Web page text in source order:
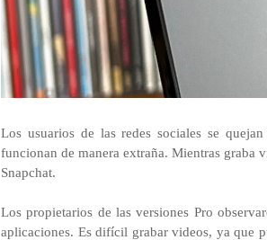
Los usuarios de las redes sociales se
funcionan de manera extraña. Mientras graba
Snapchat.
Los propietarios de las versiones Pro
aplicaciones. Es difícil grabar videos, ya que